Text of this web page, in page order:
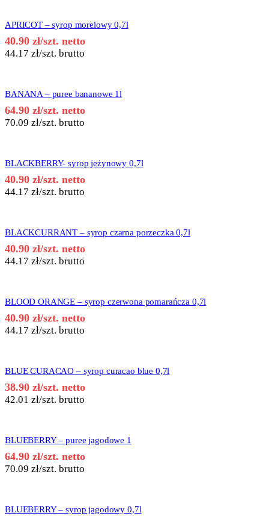
APRICOT – syrop morelowy 0,7l
40.90 zł/szt. netto
44.17 zł/szt. brutto
BANANA – puree bananowe 1l
64.90 zł/szt. netto
70.09 zł/szt. brutto
BLACKBERRY- syrop jeżynowy 0,7l
40.90 zł/szt. netto
44.17 zł/szt. brutto
BLACKCURRANT – syrop czarna porzeczka 0,7l
40.90 zł/szt. netto
44.17 zł/szt. brutto
BLOOD ORANGE – syrop czerwona pomarańcza 0,7l
40.90 zł/szt. netto
44.17 zł/szt. brutto
BLUE CURACAO – syrop curacao blue 0,7l
38.90 zł/szt. netto
42.01 zł/szt. brutto
BLUEBERRY – puree jagodowe 1
64.90 zł/szt. netto
70.09 zł/szt. brutto
BLUEBERRY – syrop jagodowy 0,7l